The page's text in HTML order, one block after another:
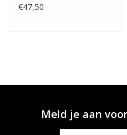
€47,50
Meld je aan